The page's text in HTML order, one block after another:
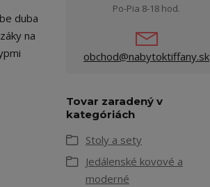
duba
na
Po-Pia 8-18 hod.
obchod@nabytoktiffany.sk
Tovar zaradený v
kategóriách
Stoly a sety
Jedálenské kovové a
moderné